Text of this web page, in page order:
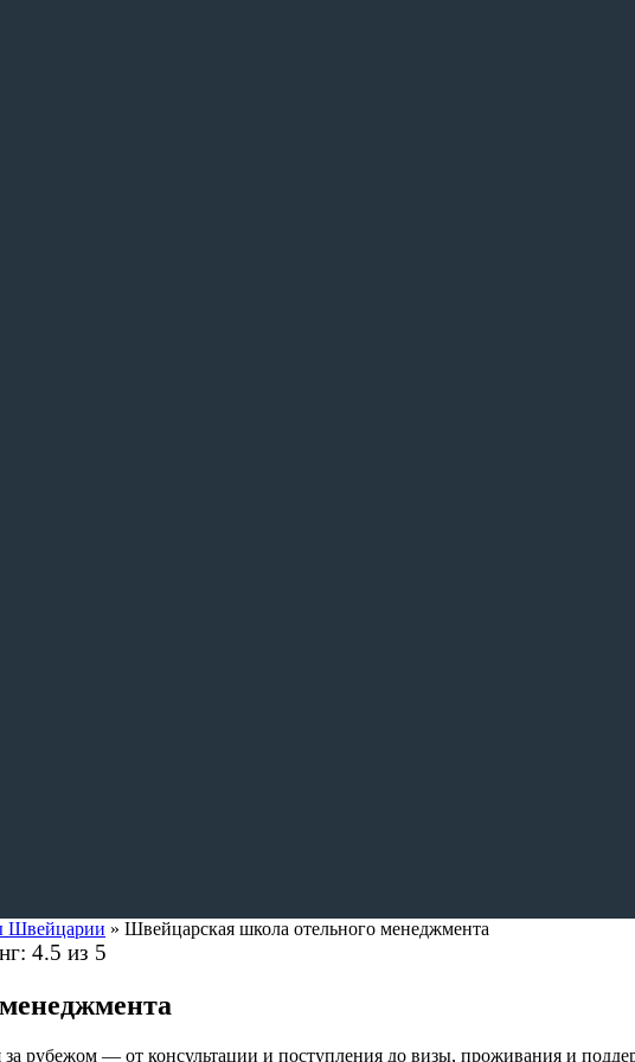
Швейцарии » Швейцарская школа отельного менеджмента
4.5 из 5
рубежом — от консультации и поступления до визы, проживания и